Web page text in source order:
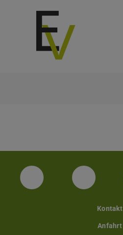
Facebook Twitter
Kontakt
Anfahrt